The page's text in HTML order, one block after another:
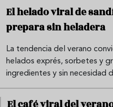
El helado viral de
prepara sin heladera
La tendencia del verano
helados exprés, sorbetes y
ingredientes y sin necesidad